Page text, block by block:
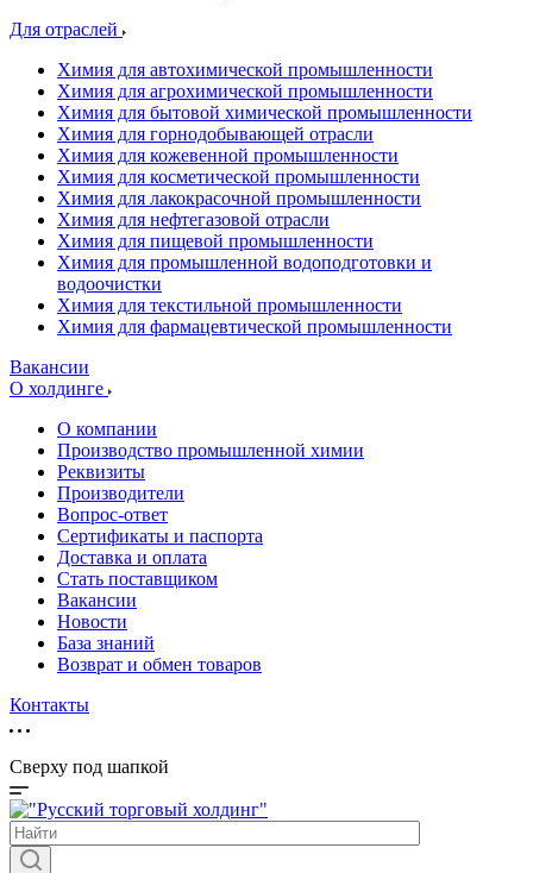
Для отраслей
Химия для автохимической промышленности
Химия для агрохимической промышленности
Химия для бытовой химической промышленности
Химия для горнодобывающей отрасли
Химия для кожевенной промышленности
Химия для косметической промышленности
Химия для лакокрасочной промышленности
Химия для нефтегазовой отрасли
Химия для пищевой промышленности
Химия для промышленной водоподготовки и
водоочистки
Химия для текстильной промышленности
Химия для фармацевтической промышленности
Вакансии
О холдинге
О компании
Производство промышленной химии
Реквизиты
Производители
Вопрос-ответ
Сертификаты и паспорта
Доставка и оплата
Стать поставщиком
Вакансии
Новости
База знаний
Возврат и обмен товаров
Контакты
Сверху под шапкой